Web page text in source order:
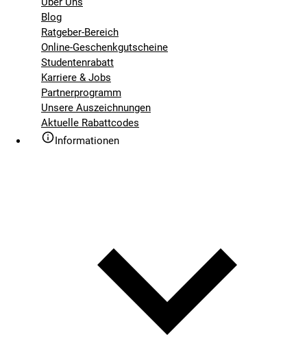
Blog
Ratgeber-Bereich
Online-Geschenkgutscheine
Studentenrabatt
Karriere & Jobs
Partnerprogramm
Unsere Auszeichnungen
Aktuelle Rabattcodes
Informationen